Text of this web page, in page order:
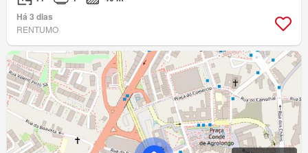
Há 3 dias
RENTUMO